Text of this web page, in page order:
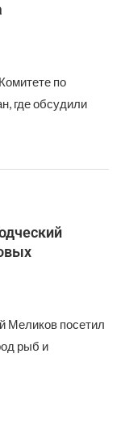
по
где обсудили
Меликов посетил
рыб и